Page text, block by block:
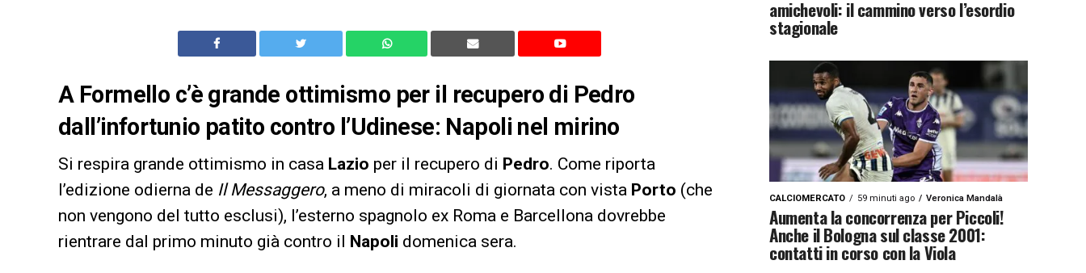
A Formello c’è grande ottimismo per il recupero di Pedro
dall’infortunio patito contro l’Udinese: Napoli nel mirino
Si respira grande ottimismo in casa Lazio per il recupero di Pedro. Come riporta
l’edizione odierna de Il Messaggero, a meno di miracoli di giornata con vista Porto (che
non vengono del tutto esclusi), l’esterno spagnolo ex Roma e Barcellona dovrebbe
rientrare dal primo minuto già contro il
Napoli domenica sera.
amichevoli: il cammino verso l’esordio
stagionale
CALCIOMERCATO 59 minuti ago Veronica Mandalà
Aumenta la concorrenza per Piccoli!
Anche il Bologna sul classe 2001:
contatti in corso con la Viola